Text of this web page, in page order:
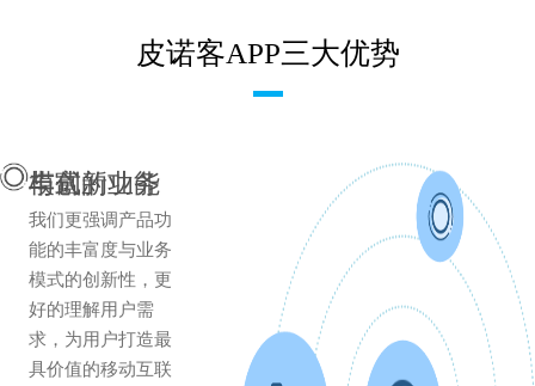
皮诺客APP三大优势
丰富的功能与创新业务模式
我们更强调产品功
能的丰富度与业务
模式的创新性，更
好的理解用户需
求，为用户打造最
具价值的移动互联